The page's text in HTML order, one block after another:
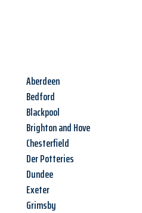
Aberdeen
Bedford
Blackpool
Brighton and Hove
Chesterfield
Der Potteries
Dundee
Exeter
Grimsby